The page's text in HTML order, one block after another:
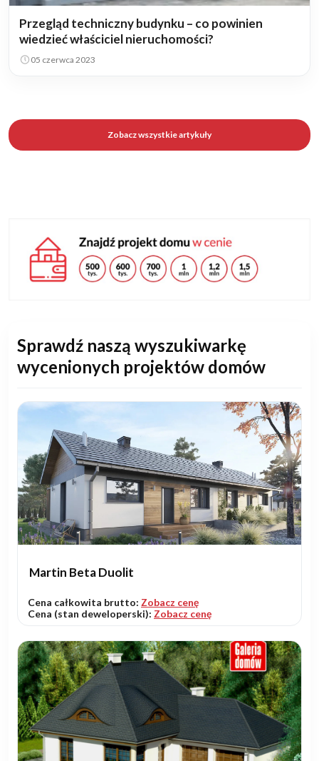
Przegląd techniczny budynku – co powinien
wiedzieć właściciel nieruchomości?
05 czerwca 2023
Zobacz wszystkie artykuły
Sprawdź naszą wyszukiwarkę
wycenionych projektów domów
Martin Beta Duolit
Cena całkowita brutto: Zobacz cenę
Cena (stan deweloperski): Zobacz cenę